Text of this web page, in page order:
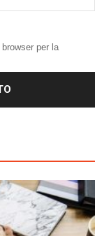
per la